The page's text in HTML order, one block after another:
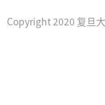
Copyright 2020 复旦